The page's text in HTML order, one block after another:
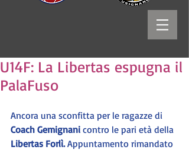
U14F: La Libertas espugna il
PalaFuso
Ancora una sconfitta per le ragazze di
Coach Gemignani contro le pari età della
Libertas Forlì. Appuntamento rimandato